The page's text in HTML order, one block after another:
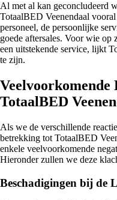
Al met al kan geconcludeerd
TotaalBED Veenendaal
personeel, de persoonlijke
goede aftersales. Voor wie op
een uitstekende service, lijkt
te zijn.
TotaalBED
Als we de verschillende
betrekking tot TotaalBED
enkele veelvoorkomende
Hieronder zullen we deze
Beschadigingen bij de